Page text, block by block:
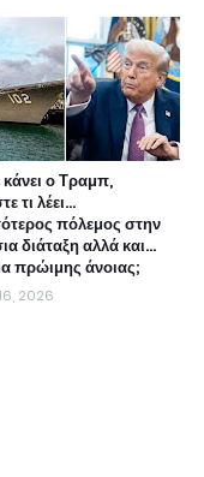
κάνει ο Τραμπ,
τι λέει...
πόλεμος στην
διάταξη αλλά και...
πρώιμης άνοιας;
2026